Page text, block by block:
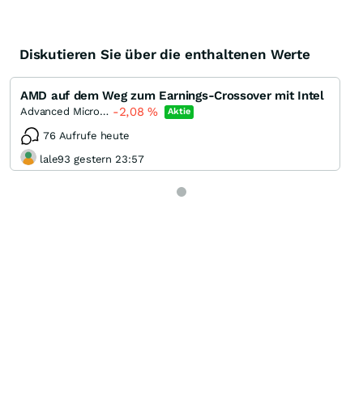
Knock-Out-Suche
Optionsschein-Suche
Zertifikate-Suche
Diskutieren Sie über die enthaltenen Werte
AMD auf dem Weg zum Earnings-Crossover mit Intel
Advanced Micro Devices -2,08% Aktie
76 Aufrufe heute
lale93 gestern 23:57